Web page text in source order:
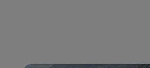
und gibt Ihnen die